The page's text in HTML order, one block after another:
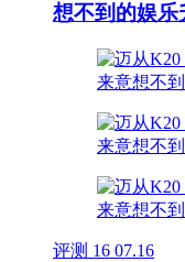
想不到的娱乐
评测 16 07.16